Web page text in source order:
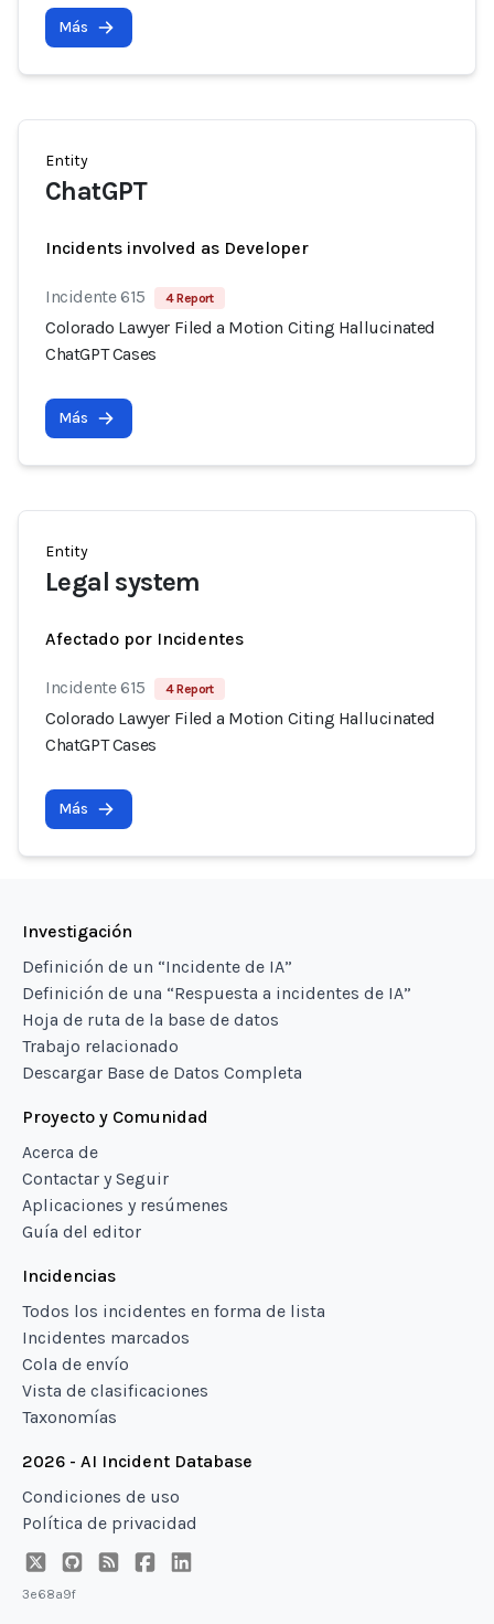
Más
Entity
ChatGPT
Incidents involved as Developer
Incidente 615 4 Report
Colorado Lawyer Filed a Motion Citing Hallucinated
ChatGPT Cases
Más
Entity
Legal system
Afectado por Incidentes
Incidente 615 4 Report
Colorado Lawyer Filed a Motion Citing Hallucinated
ChatGPT Cases
Más
Investigación
Definición de un “Incidente de IA”
Definición de una “Respuesta a incidentes de IA”
Hoja de ruta de la base de datos
Trabajo relacionado
Descargar Base de Datos Completa
Proyecto y Comunidad
Acerca de
Contactar y Seguir
Aplicaciones y resúmenes
Guía del editor
Incidencias
Todos los incidentes en forma de lista
Incidentes marcados
Cola de envío
Vista de clasificaciones
Taxonomías
2026 - AI Incident Database
Condiciones de uso
Política de privacidad
3e68a9f